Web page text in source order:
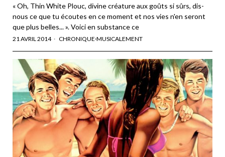
« Oh, Thin White Plouc, divine créature aux goûts si sûrs, dis-
nous ce que tu écoutes en ce moment et nos vies n'en seront
que plus belles... ». Voici en substance ce
21 AVRIL 2014 CHRONIQUE·MUSICALEMENT